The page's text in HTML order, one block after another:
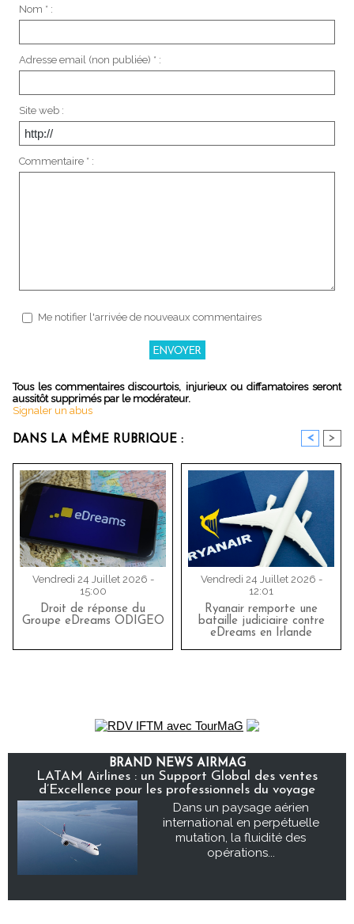
Nom * :
Adresse email (non publiée) * :
Site web :
Commentaire * :
Me notifier l'arrivée de nouveaux commentaires
Tous les commentaires discourtois, injurieux ou diffamatoires seront
aussitôt supprimés par le modérateur.
Signaler un abus
DANS LA MÊME RUBRIQUE : < >
Vendredi 24 Juillet 2026 -
15:00
Droit de réponse du
Groupe eDreams ODIGEO
Vendredi 24 Juillet 2026 -
12:01
Ryanair remporte une
bataille judiciaire contre
eDreams en Irlande
BRAND NEWS AIRMAG
LATAM Airlines : un Support Global des ventes
d’Excellence pour les professionnels du voyage
Dans un paysage aérien
international en perpétuelle
mutation, la fluidité des
opérations...